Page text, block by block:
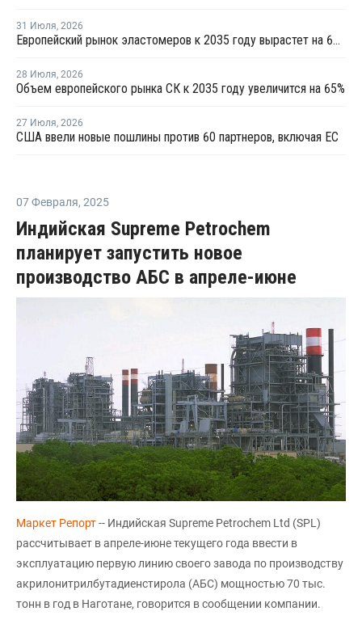
31 Июля, 2026
Европейский рынок эластомеров к 2035 году вырастет на 64%
28 Июля, 2026
Объем европейского рынка СК к 2035 году увеличится на 65%
27 Июля, 2026
США ввели новые пошлины против 60 партнеров, включая ЕС
07 Февраля, 2025
Индийская Supreme Petrochem
планирует запустить новое
производство АБС в апреле-июне
Маркет Репорт-- Индийская Supreme Petrochem Ltd (SPL)
рассчитывает в апреле-июне текущего года ввести в
эксплуатацию первую линию своего завода по производству
акрилонитрилбутадиенстирола (АБС) мощностью 70 тыс.
тонн в год в Наготане, говорится в сообщении компании.